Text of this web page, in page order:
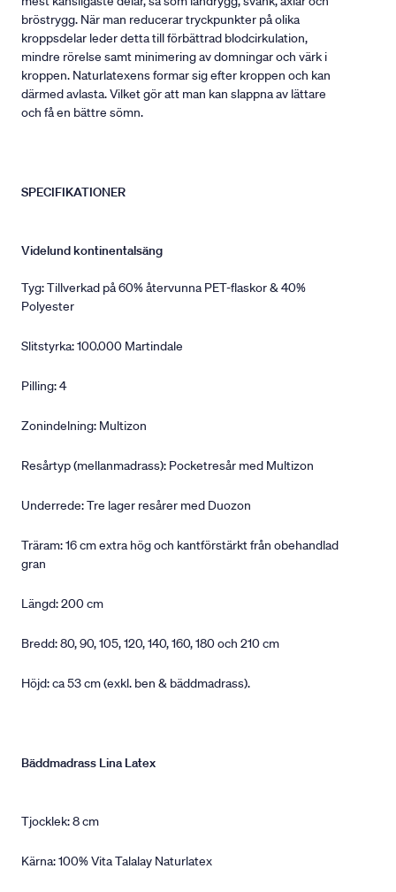
bröstrygg. När man reducerar tryckpunkter på olika
kroppsdelar leder detta till förbättrad blodcirkulation,
mindre rörelse samt minimering av domningar och värk i
kroppen. Naturlatexens formar sig efter kroppen och kan
därmed avlasta. Vilket gör att man kan slappna av lättare
och få en bättre sömn.
SPECIFIKATIONER
Videlund kontinentalsäng
Tyg: Tillverkad på 60% återvunna PET-flaskor & 40%
Polyester
Slitstyrka: 100.000 Martindale
Pilling: 4
Zonindelning: Multizon
Resårtyp (mellanmadrass): Pocketresår med Multizon
Underrede: Tre lager resårer med Duozon
Träram: 16 cm extra hög och kantförstärkt från obehandlad
gran
Längd: 200 cm
Bredd: 80, 90, 105, 120, 140, 160, 180 och 210 cm
Höjd: ca 53 cm (exkl. ben & bäddmadrass).
Bäddmadrass Lina Latex
Tjocklek: 8 cm
Kärna: 100% Vita Talalay Naturlatex